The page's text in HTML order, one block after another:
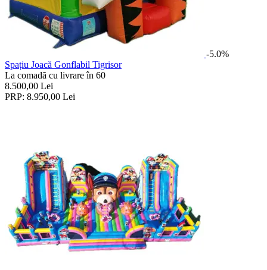
-5.0%
Spațiu Joacă Gonflabil Tigrisor
La comadã cu livrare în 60
8.500,00 Lei
PRP: 8.950,00 Lei